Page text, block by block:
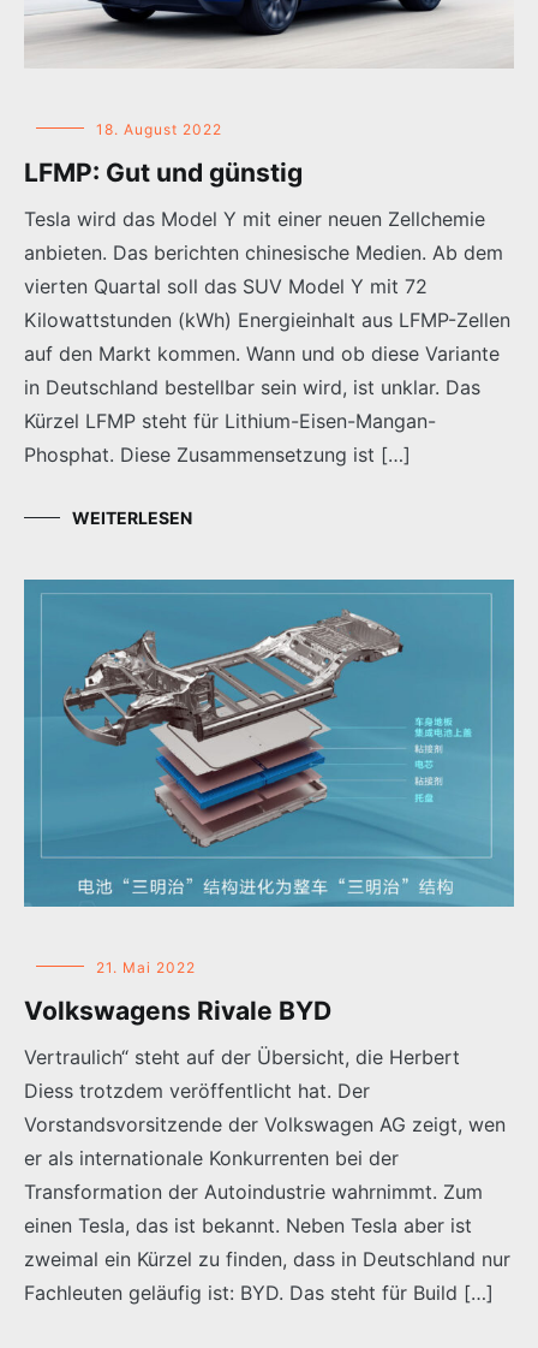
18. August 2022
LFMP: Gut und günstig
Tesla wird das Model Y mit einer neuen Zellchemie
anbieten. Das berichten chinesische Medien. Ab dem
vierten Quartal soll das SUV Model Y mit 72
Kilowattstunden (kWh) Energieinhalt aus LFMP-Zellen
auf den Markt kommen. Wann und ob diese Variante
in Deutschland bestellbar sein wird, ist unklar. Das
Kürzel LFMP steht für Lithium-Eisen-Mangan-
Phosphat. Diese Zusammensetzung ist […]
WEITERLESEN
21. Mai 2022
Volkswagens Rivale BYD
Vertraulich“ steht auf der Übersicht, die Herbert
Diess trotzdem veröffentlicht hat. Der
Vorstandsvorsitzende der Volkswagen AG zeigt, wen
er als internationale Konkurrenten bei der
Transformation der Autoindustrie wahrnimmt. Zum
einen Tesla, das ist bekannt. Neben Tesla aber ist
zweimal ein Kürzel zu finden, dass in Deutschland nur
Fachleuten geläufig ist: BYD. Das steht für Build […]